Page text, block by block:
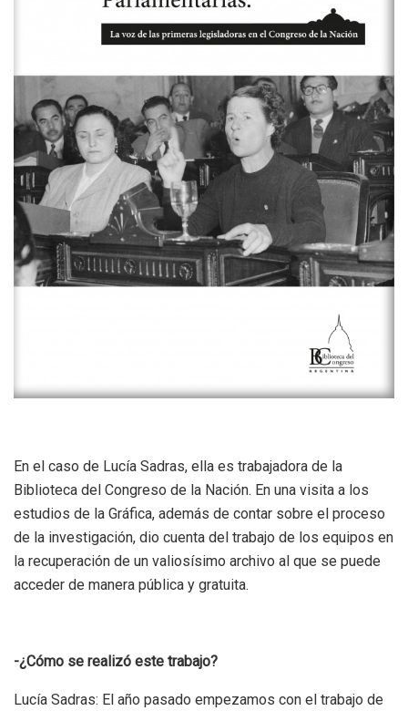
En el caso de Lucía Sadras, ella es trabajadora de la
Biblioteca del Congreso de la Nación. En una visita a los
estudios de la Gráfica, además de contar sobre el proceso
de la investigación, dio cuenta del trabajo de los equipos en
la recuperación de un valiosísimo archivo al que se puede
acceder de manera pública y gratuita.
-¿Cómo se realizó este trabajo?
Lucía Sadras: El año pasado empezamos con el trabajo de